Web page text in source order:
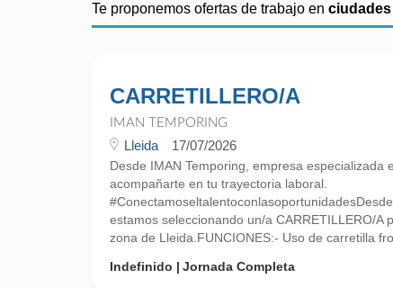
Te proponemos ofertas de trabajo en
CARRETILLERO/A
IMAN TEMPORING
Lleida 17/07/2026
Desde IMAN Temporing, empresa especializada
acompañarte en tu trayectoria laboral.
estamos seleccionando un/a CARRETILLERO/A
zona de Lleida.FUNCIONES:- Uso de carretilla
Indefinido
Jornada Completa